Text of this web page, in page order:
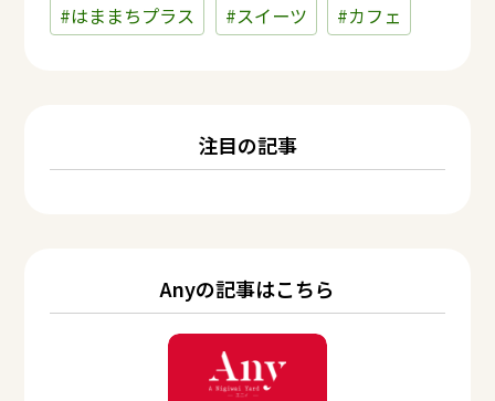
#はままちプラス
#スイーツ #カフェ
注目の記事
Anyの記事はこちら